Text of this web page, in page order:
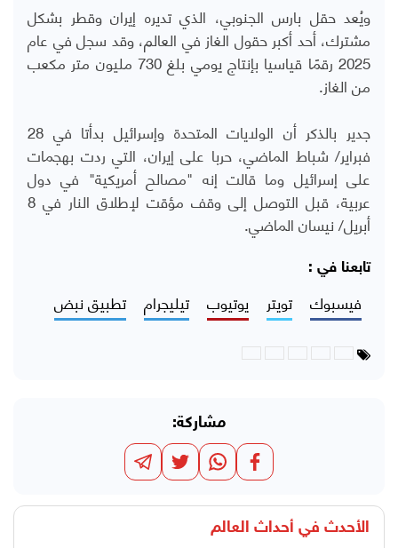
ويُعد حقل بارس الجنوبي، الذي تديره إيران وقطر بشكل
مشترك، أحد أكبر حقول الغاز في العالم، وقد سجل في عام
2025 رقمًا قياسيا بإنتاج يومي بلغ 730 مليون متر مكعب
من الغاز.
جدير بالذكر أن الولايات المتحدة وإسرائيل بدأتا في 28
فبراير/ شباط الماضي، حربا على إيران، التي ردت بهجمات
على إسرائيل وما قالت إنه "مصالح أمريكية" في دول
عربية، قبل التوصل إلى وقف مؤقت لإطلاق النار في 8
أبريل/ نيسان الماضي.
تابعنا في :
فيسبوك تويتر يوتيوب تيليجرام تطبيق نبض
مشاركة:
الأحدث في أحداث العالم